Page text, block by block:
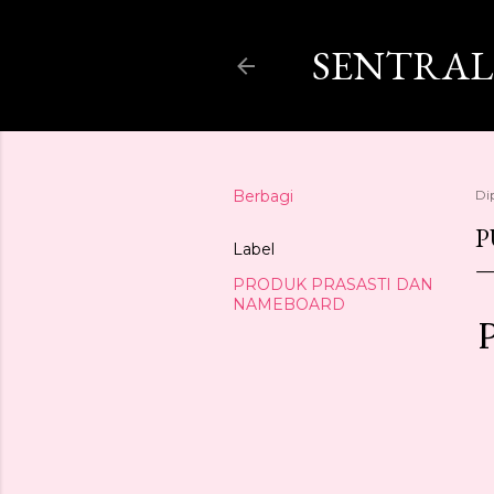
Berbagi
Label
PRODUK PRASASTI DAN
NAMEBOARD